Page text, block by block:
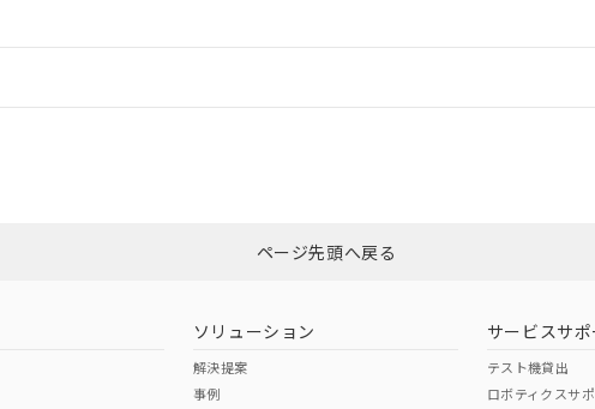
ダウンロードはこちらページ先頭へ戻る
ソリューション
解決提案
事例
サービスサポ
テスト機貸出
ロボティクスサ